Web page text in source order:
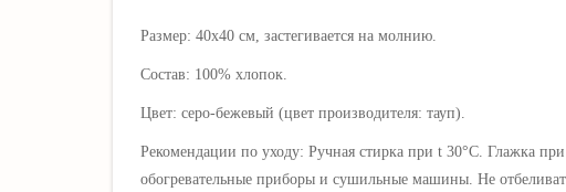
Размер: 40х40 см, застегивается на молнию
Состав: 100% хлопок.
Цвет: серо-бежевый (цвет производителя: тауп).
Рекомендации по уходу: Ручная стирка при t 30°С. Глажка
обогревательные приборы и сушильные машины. Не